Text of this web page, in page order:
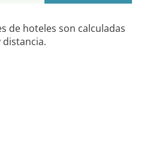
de hoteles son calculadas
distancia.